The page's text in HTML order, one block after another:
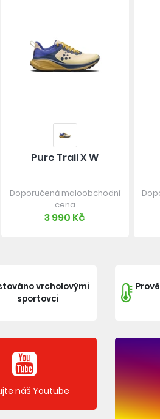
Pure Trail X W
Doporučená maloobchodní
cena
3 990 Kč
vrcholovými
sportovci
náš Youtube